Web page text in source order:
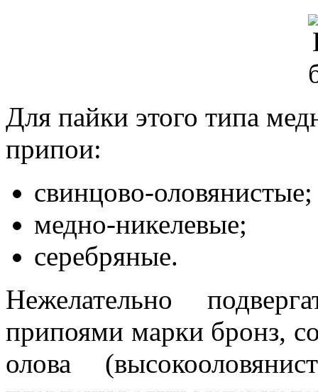
Для пайки этого типа
припои:
свинцово-оловянистые;
медно-никелевые;
серебряные.
Нежелательно
припоями марки бронз,
олова